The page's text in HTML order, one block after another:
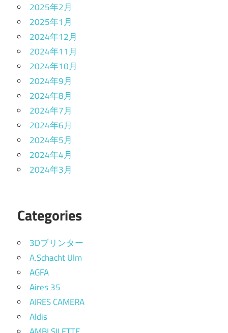
2025年2月
2025年1月
2024年12月
2024年11月
2024年10月
2024年9月
2024年8月
2024年7月
2024年6月
2024年5月
2024年4月
2024年3月
Categories
3Dプリンター
A.Schacht Ulm
AGFA
Aires 35
AIRES CAMERA
Aldis